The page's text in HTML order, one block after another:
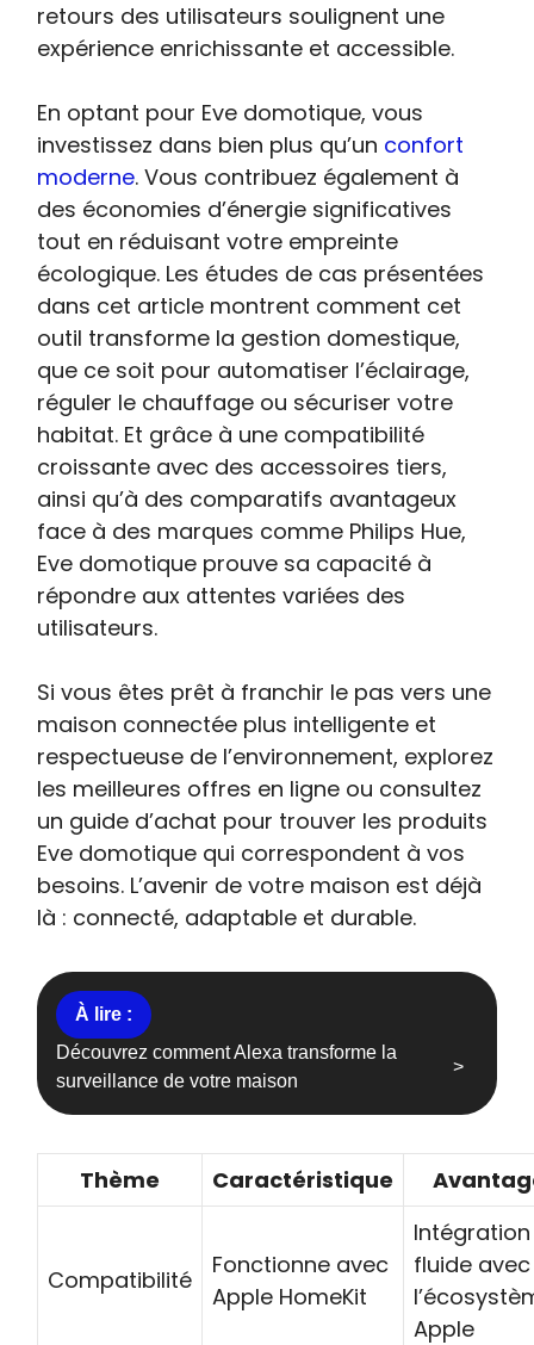
retours des utilisateurs soulignent une
expérience enrichissante et accessible.
En optant pour Eve domotique, vous
investissez dans bien plus qu’un confort
moderne. Vous contribuez également à
des économies d’énergie significatives
tout en réduisant votre empreinte
écologique. Les études de cas présentées
dans cet article montrent comment cet
outil transforme la gestion domestique,
que ce soit pour automatiser l’éclairage,
réguler le chauffage ou sécuriser votre
habitat. Et grâce à une compatibilité
croissante avec des accessoires tiers,
ainsi qu’à des comparatifs avantageux
face à des marques comme Philips Hue,
Eve domotique prouve sa capacité à
répondre aux attentes variées des
utilisateurs.
Si vous êtes prêt à franchir le pas vers une
maison connectée plus intelligente et
respectueuse de l’environnement, explorez
les meilleures offres en ligne ou consultez
un guide d’achat pour trouver les produits
Eve domotique qui correspondent à vos
besoins. L’avenir de votre maison est déjà
là : connecté, adaptable et durable.
Découvrez comment Alexa transforme la
surveillance de votre maison
Thème Caractéristique
Compatibilité
Fonctionne avec
Apple HomeKit
Intégration
fluide avec
Apple